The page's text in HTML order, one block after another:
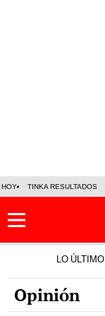
HOY TINKA RESULTADOS
LO ÚLTIMO
Opinión